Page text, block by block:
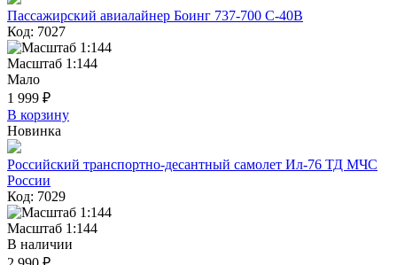
Пассажирский авиалайнер Боинг 737-700 С-40B
Код: 7027
Масштаб 1:144
Мало
1 999 ₽
В корзину
Новинка
Российский транспортно-десантный самолет Ил-76 ТД МЧС
России
Код: 7029
Масштаб 1:144
В наличии